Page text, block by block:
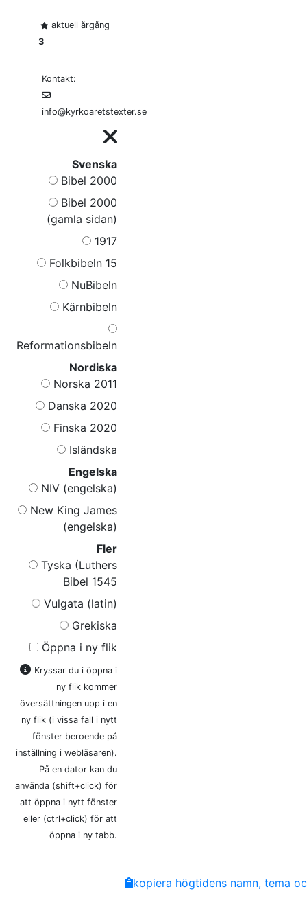
aktuell årgång
3
Kontakt:
info@kyrkoaretstexter.se
Svenska
Bibel 2000
Bibel 2000
(gamla sidan)
1917
Folkbibeln 15
NuBibeln
Kärnbibeln
Reformationsbibeln
Nordiska
Norska 2011
Danska 2020
Finska 2020
Isländska
Engelska
NIV (engelska)
New King James
(engelska)
Fler
Tyska (Luthers
Bibel 1545
Vulgata (latin)
Grekiska
Öppna i ny flik
Kryssar du i öppna i
ny flik kommer
översättningen upp i en
ny flik (i vissa fall i nytt
fönster beroende på
inställning i webläsaren).
På en dator kan du
använda (shift+click) för
att öppna i nytt fönster
eller (ctrl+click) för att
öppna i ny tabb.
EmailCopy
kopiera högtidens namn, tema